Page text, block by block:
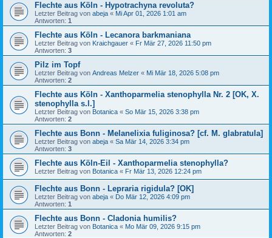
Flechte aus Köln - Hypotrachyna revoluta?
Letzter Beitrag von abeja « Mi Apr 01, 2026 1:01 am
Antworten: 1
Flechte aus Köln - Lecanora barkmaniana
Letzter Beitrag von Kraichgauer « Fr Mär 27, 2026 11:50 pm
Antworten: 3
Pilz im Topf
Letzter Beitrag von Andreas Melzer « Mi Mär 18, 2026 5:08 pm
Antworten: 2
Flechte aus Köln - Xanthoparmelia stenophylla Nr. 2 [OK, X.
stenophylla s.l.]
Letzter Beitrag von Botanica « So Mär 15, 2026 3:38 pm
Antworten: 2
Flechte aus Bonn - Melanelixia fuliginosa? [cf. M. glabratula]
Letzter Beitrag von abeja « Sa Mär 14, 2026 3:34 pm
Antworten: 3
Flechte aus Köln-Eil - Xanthoparmelia stenophylla?
Letzter Beitrag von Botanica « Fr Mär 13, 2026 12:24 pm
Flechte aus Bonn - Lepraria rigidula? [OK]
Letzter Beitrag von abeja « Do Mär 12, 2026 4:09 pm
Antworten: 1
Flechte aus Bonn - Cladonia humilis?
Letzter Beitrag von Botanica « Mo Mär 09, 2026 9:15 pm
Antworten: 2